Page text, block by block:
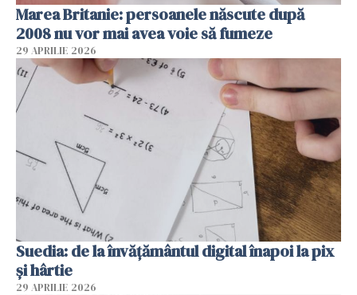
Marea Britanie: persoanele născute după
2008 nu vor mai avea voie să fumeze
29 APRILIE 2026
Suedia: de la învățământul digital înapoi la pix
și hârtie
29 APRILIE 2026